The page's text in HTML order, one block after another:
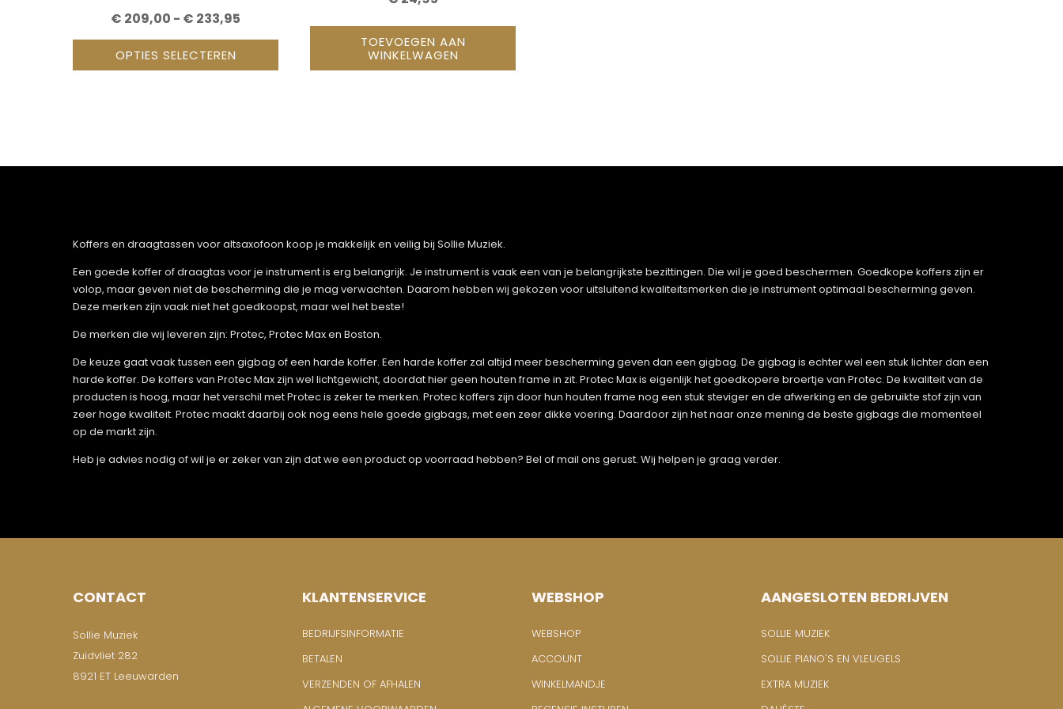
€ 209,00 - € 233,95
€ 209,00
OPTIES SELECTEREN
TOEVOEGEN AAN
WINKELWAGEN
Koffers en draagtassen voor altsaxofoon koop je makkelijk en veilig bij Sollie Muziek.
Een goede koffer of draagtas voor je instrument is erg belangrijk. Je instrument is vaak een van je belangrijkste bezittingen. Die wil je goed beschermen. Goedkope koffers zijn er
volop, maar geven niet de bescherming die je mag verwachten. Daarom hebben wij gekozen voor uitsluitend kwaliteitsmerken die je instrument optimaal bescherming geven.
Deze merken zijn vaak niet het goedkoopst, maar wel het beste!
De merken die wij leveren zijn: Protec, Protec Max en Boston.
De keuze gaat vaak tussen een gigbag of een harde koffer. Een harde koffer zal altijd meer bescherming geven dan een gigbag. De gigbag is echter wel een stuk lichter dan een
harde koffer. De koffers van Protec Max zijn wel lichtgewicht, doordat hier geen houten frame in zit. Protec Max is eigenlijk het goedkopere broertje van Protec. De kwaliteit van de
producten is hoog, maar het verschil met Protec is zeker te merken. Protec koffers zijn door hun houten frame nog een stuk steviger en de afwerking en de gebruikte stof zijn van
zeer hoge kwaliteit. Protec maakt daarbij ook nog eens hele goede gigbags, met een zeer dikke voering. Daardoor zijn het naar onze mening de beste gigbags die momenteel
op de markt zijn.
Heb je advies nodig of wil je er zeker van zijn dat we een product op voorraad hebben? Bel of mail ons gerust. Wij helpen je graag verder.
CONTACT
Sollie Muziek
Zuidvliet 282
8921 ET Leeuwarden
KLANTENSERVICE
BEDRIJFSINFORMATIE
BETALEN
VERZENDEN OF AFHALEN
WEBSHOP
WEBSHOP
ACCOUNT
WINKELMANDJE
AANGESLOTEN BEDRIJVEN
SOLLIE MUZIEK
SOLLIE PIANO'S EN VLEUGELS
EXTRA MUZIEK